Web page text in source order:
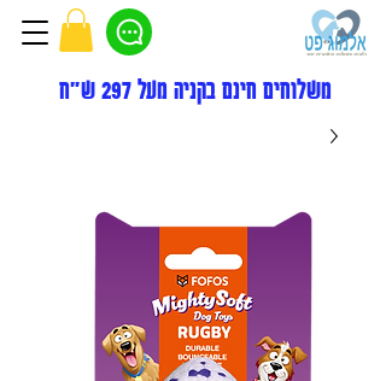
משלוחים חינם בקניה מעל 297 ש"ח